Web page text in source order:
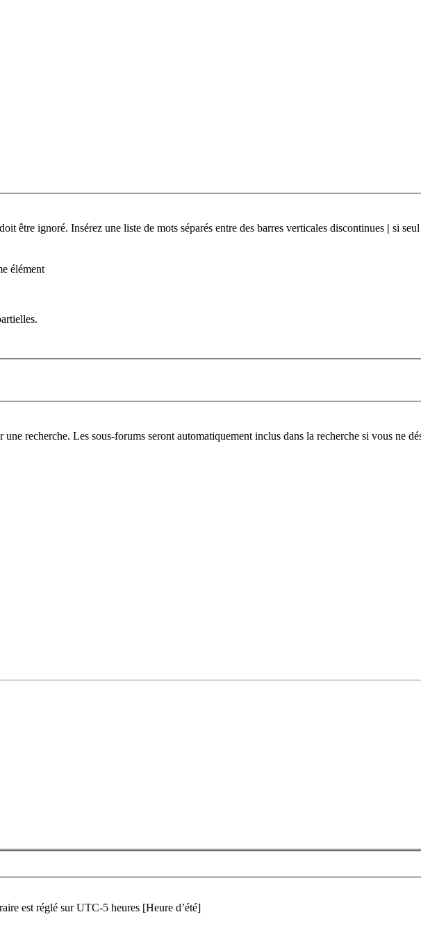
être ignoré. Insérez une liste de mots séparés entre des barres verticales discontinues | si
élément
recherche. Les sous-forums seront automatiquement inclus dans la recherche si vous ne
est réglé sur UTC-5 heures [Heure d’été]